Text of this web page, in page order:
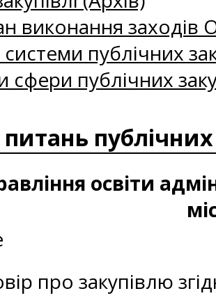
виконання заходів
публічних
сфери публічних
питань
освіти
про закупівлю